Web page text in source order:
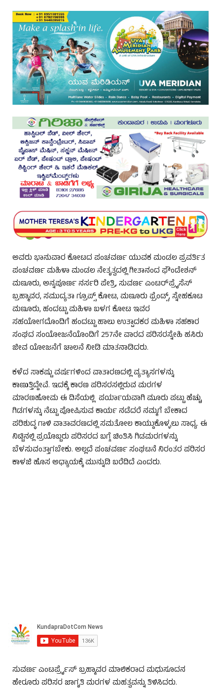
ಅವರು ಭಾನುವಾರ ಕೋಟದ ಪಂಚವರ್ಣ ಯುವಕ ಮಂಡಲ ಪ್ರವರ್ತಿತ
ಪಂಚವರ್ಣ ಮಹಿಳಾ ಮಂಡಲ ನೇತೃತ್ವದಲ್ಲಿ ಗೀತಾನಂದ ಫೌಂಡೇಶನ್
ಮಣೂರು, ಅನ್ನಪೂರ್ಣ ನರ್ಸರಿ ಪೇತ್ರಿ, ಸುವರ್ಣ ಎಂಟರ್‌ಪ್ರೈಸೆಸ್
ಬ್ರಹ್ಮಾವರ, ಸಮುದ್ಯತಾ ಗ್ರೂಪ್ಸ್ ಕೋಟ, ಮಣೂರು ಫ್ರೆಂಡ್ಸ್, ಸ್ನೇಹಕೂಟ
ಮಣೂರು, ಹಂದಟ್ಟು ಮಹಿಳಾ ಬಳಗ ಕೋಟ ಇವರ
ಸಹಯೋಗದೊಂದಿಗೆ ಹಂದಟ್ಟು ಹಾಲು ಉತ್ಪಾದಕರ ಮಹಿಳಾ ಸಹಕಾರ
ಸಂಘದ ಸಂಯೋಜನೆಯೊಂದಿಗೆ 257ನೇ ವಾರದ ಪರಿಸರಸ್ನೇಹಿ ಹಸಿರು
ಜೀವ ಯೋಜನೆಗೆ ಚಾಲನೆ ನೀಡಿ ಮಾತನಾಡಿದರು.
ಕಳೆದ ಸಾಕಷ್ಟು ವರ್ಷಗಳಿಂದ ವಾತಾರಣದಲ್ಲಿ ವ್ಯತ್ಯಾಸಗಳನ್ನು
ಕಾಣುತ್ತಿದ್ದೇವೆ. ಇದಕ್ಕೆ ಕಾರಣ ಪರಿಸರಸಲ್ಲಿರುವ ಮರಗಳ
ಮಾರಣಹೋಮ ಈ ದಿಸೆಯಲ್ಲಿ ಪರ್ಯಾಯವಾಗಿ ಮೂರು ಪಟ್ಟು ಹೆಚ್ಚು
ಗಿಡಗಳನ್ನು ನೆಟ್ಟು ಪೋಷಿಸುವ ಕಾರ್ಯ ನಡೆದರೆ ನಮ್ಮಗೆ ಬೇಕಾದ
ಪರಿಶುದ್ಧ ಗಾಳಿ ವಾತಾವರಣದಲ್ಲಿ ಸಮತೋಲ ಕಾಯ್ದುಕೊಳ್ಳಲು ಸಾಧ್ಯ. ಈ
ನಿಟ್ಟಿನಲ್ಲಿ ಪ್ರಯೊಬ್ಬರು ಪರಿಸರದ ಬಗ್ಗೆ ಚಿಂತಿಸಿ ಗಿಡಮರಗಳನ್ನು
ಬೆಳಸುವಂತ್ತಾಗಬೇಕು. ಅಲ್ಲದೆ ಪಂಚವರ್ಣ ಸಂಘಟನೆ ನಿರಂತರ ಪರಿಸರ
ಕಾಳಜಿ ಹೊಸ ಅಧ್ಯಾಯಕ್ಕೆ ಮುನ್ನುಡಿ ಬರೆದಿದೆ ಎಂದರು.
ಸುವರ್ಣ ಎಂಟರ್ಪ್ರೈಸ್ ಬ್ರಹ್ಮಾವರ ಮಾಲಿಕರಾದ ಮಧುಸೂದನ
ಹೇರೂರು ಪರಿಸರ ಜಾಗೃತಿ ಮರಗಳ ಮಹತ್ವವನ್ನು ತಿಳಿಸಿದರು.